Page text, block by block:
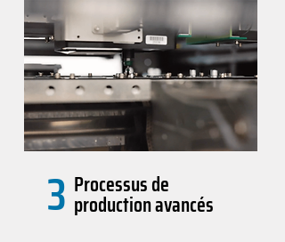
3 Processus de
production avancés